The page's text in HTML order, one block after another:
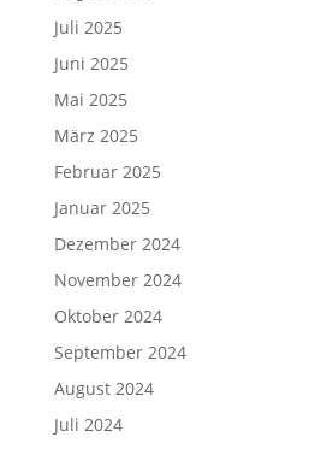
Juli 2025
Juni 2025
Mai 2025
März 2025
Februar 2025
Januar 2025
Dezember 2024
November 2024
Oktober 2024
September 2024
August 2024
Juli 2024